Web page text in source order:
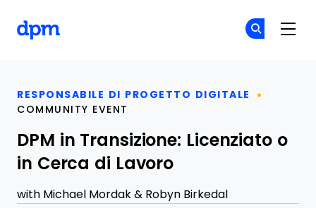
RESPONSABILE DI PROGETTO DIGITALE
COMMUNITY EVENT
DPM in Transizione: Licenziato o
in Cerca di Lavoro
with Michael Mordak & Robyn Birkedal